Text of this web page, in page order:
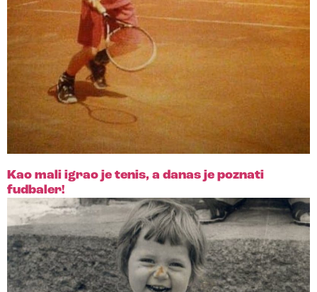
Kao mali igrao je tenis, a danas je poznati
fudbaler!